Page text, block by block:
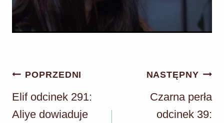
Nawigacja
wpisu
POPRZEDNI
Elif odcinek 291:
Aliye dowiaduje
NASTĘPNY
Czarna perła
odcinek 39: